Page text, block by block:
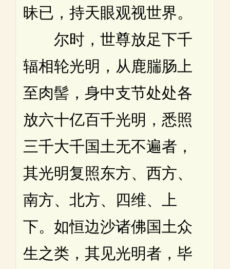
昧已，持天眼观视世界。
尔时，世尊放足下千
辐相轮光明，从鹿腨肠上
至肉髻，身中支节处处各
放六十亿百千光明，悉照
三千大千国土无不遍者，
其光明复照东方、西方、
南方、北方、四维、上
下。如恒边沙诸佛国土众
生之类，其见光明者，毕